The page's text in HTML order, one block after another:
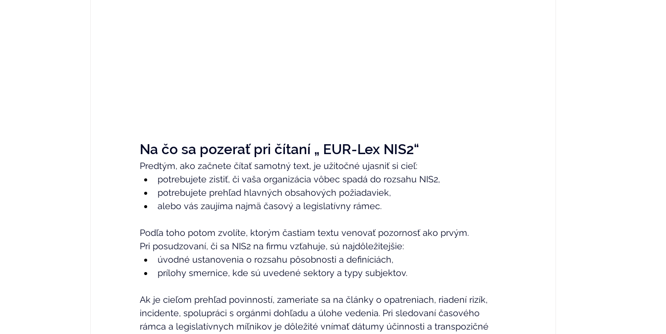
Na čo sa pozerať pri čítaní „ EUR-Lex NIS2“
Predtým, ako začnete čítať samotný text, je užitočné ujasniť si cieľ:
potrebujete zistiť, či vaša organizácia vôbec spadá do rozsahu NIS2,
potrebujete prehľad hlavných obsahových požiadaviek,
alebo vás zaujíma najmä časový a legislatívny rámec.
Podľa toho potom zvolíte, ktorým častiam textu venovať pozornosť ako prvým.
Pri posudzovaní, či sa NIS2 na firmu vzťahuje, sú najdôležitejšie:
úvodné ustanovenia o rozsahu pôsobnosti a definíciách,
prílohy smernice, kde sú uvedené sektory a typy subjektov.
Ak je cieľom prehľad povinností, zameriate sa na články o opatreniach, riadení rizík,
incidente, spolupráci s orgánmi dohľadu a úlohe vedenia. Pri sledovaní časového
rámca a legislatívnych míľnikov je dôležité vnímať dátumy účinnosti a transpozičné